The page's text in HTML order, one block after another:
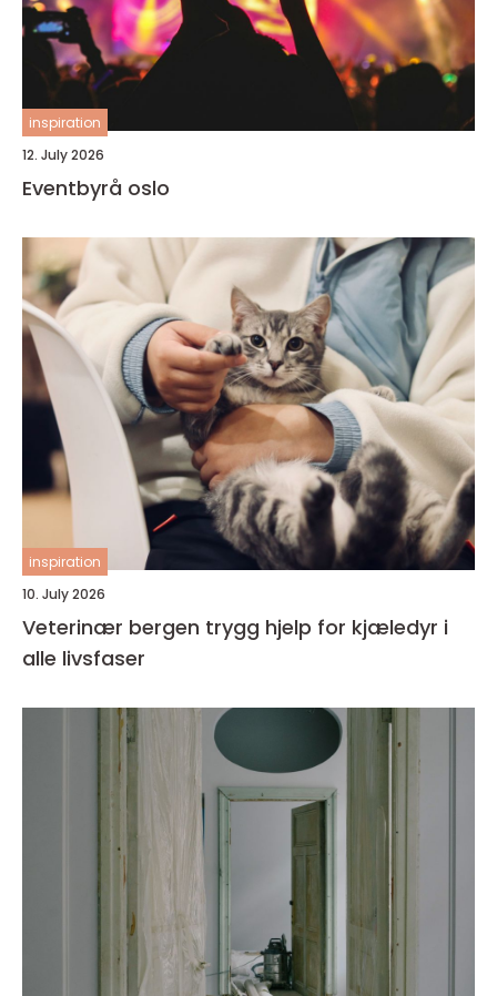
inspiration
12. July 2026
Eventbyrå oslo
inspiration
10. July 2026
Veterinær bergen trygg hjelp for kjæledyr i
alle livsfaser